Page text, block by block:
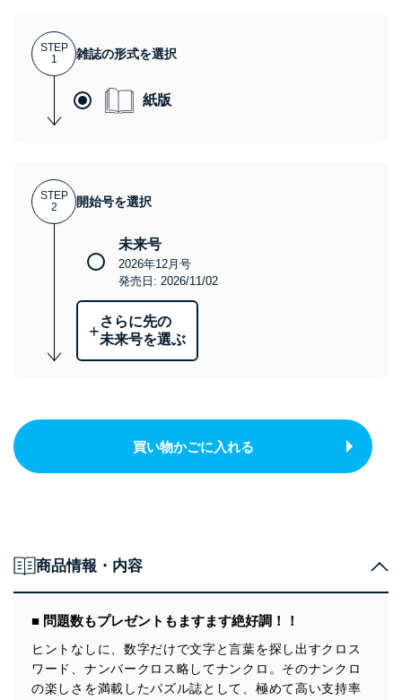
STEP
1
雑誌の形式を選択
紙版
STEP
2
開始号を選択
未来号
2026年12月号
発売日: 2026/11/02
+さらに先の
未来号を選ぶ
買い物かごに入れる
商品情報・内容
■ 問題数もプレゼントもますます絶好調！！
ヒントなしに、数字だけで文字と言葉を探し出すクロス
ワード、ナンバークロス略してナンクロ。そのナンクロ
の楽しさを満載したパズル誌として、極めて高い支持率